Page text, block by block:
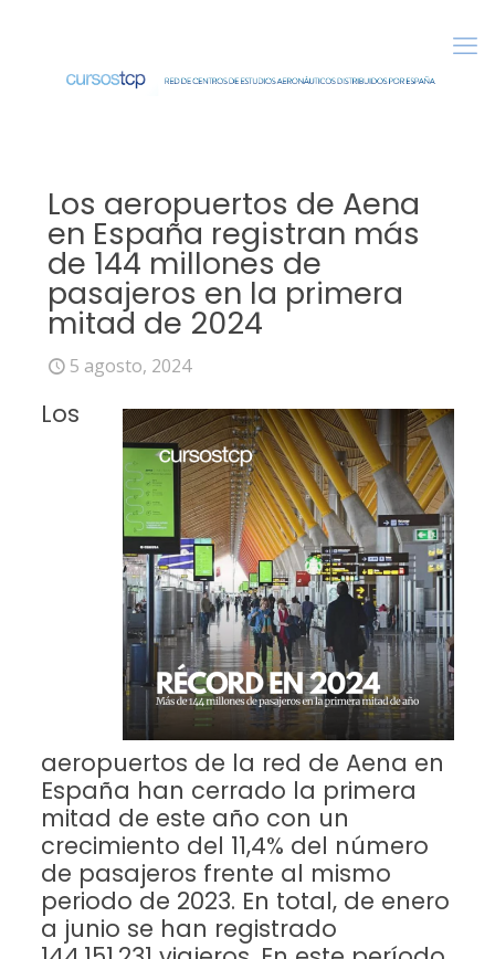
Los aeropuertos de Aena
en España registran más
de 144 millones de
pasajeros en la primera
mitad de 2024
5 agosto, 2024
Los
aeropuertos de la red de Aena en
España han cerrado la primera
mitad de este año con un
crecimiento del 11,4% del número
de pasajeros frente al mismo
periodo de 2023. En total, de enero
a junio se han registrado